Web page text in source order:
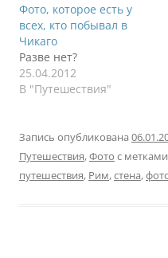
народа в ресторане.
Завтрак приятно
удивил. Он был куда
лучше, разнообразнее
и интереснее, чем во
всех предыдущих
Приятные мелочи.…
Фото, которое есть у
всех, кто побывал в
Чикаго
Разве нет?
25.04.2012
В "Путешествия"
Запись опубликована
Путешествия,Фото с метками
путешествия, Рим,стена,